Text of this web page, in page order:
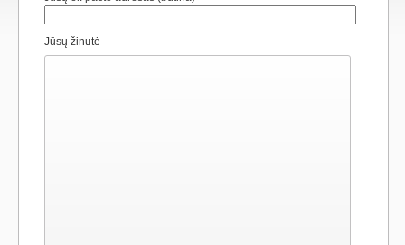
Jūsų žinutė